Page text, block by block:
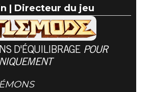
| Directeur du jeu
D'ÉQUILIBRAGE POUR